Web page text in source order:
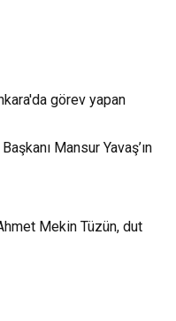
görev yapan
Mansur Yavaş’ın
Mekin Tüzün, dut